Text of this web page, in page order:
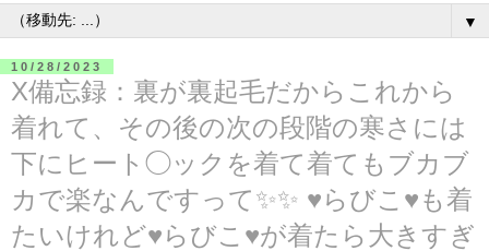
▼
10/28/2023
X備忘録：裏が裏起毛だからこれから
着れて、その後の次の段階の寒さには
下にヒート◯ックを着て着てもブカブ
カで楽なんですって✨✨ ♥らびこ♥も着
たいけれど♥らびこ♥が着たら大きすぎ